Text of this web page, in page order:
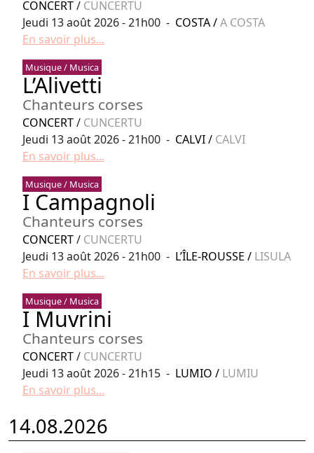
CONCERT/ CUNCERTU
Jeudi 13 août 2026 - 21h00 - COSTA/A COSTA
En savoir plus...
Musique / Musica
L’Alivetti
Chanteurs corses
CONCERT/ CUNCERTU
Jeudi 13 août 2026 - 21h00 - CALVI/ CALVI
En savoir plus...
Musique / Musica
I Campagnoli
Chanteurs corses
CONCERT/ CUNCERTU
Jeudi 13 août 2026 - 21h00 - L’ÎLE-ROUSSE / LISULA
En savoir plus...
Musique / Musica
I Muvrini
Chanteurs corses
CONCERT/ CUNCERTU
Jeudi 13 août 2026 - 21h15 - LUMIO / LUMIU
En savoir plus...
14.08.2026